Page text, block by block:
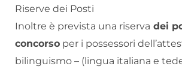
Riserve dei Posti
Inoltre è prevista una riserva dei
concorso per i possessori
bilinguismo – (lingua italiana e